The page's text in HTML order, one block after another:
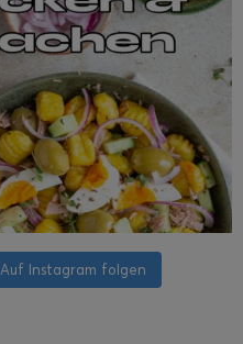
Auf Instagram folgen